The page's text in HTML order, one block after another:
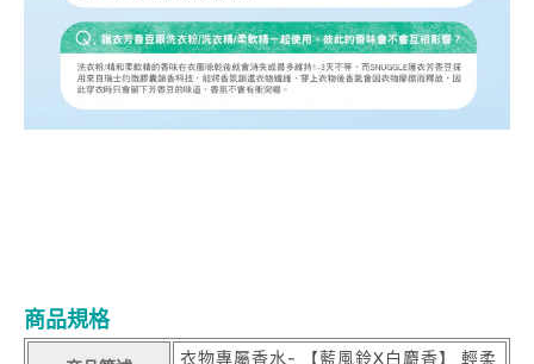
商品規格
衣物專屬香水- 【藍風鈴X白麝香】 輕柔